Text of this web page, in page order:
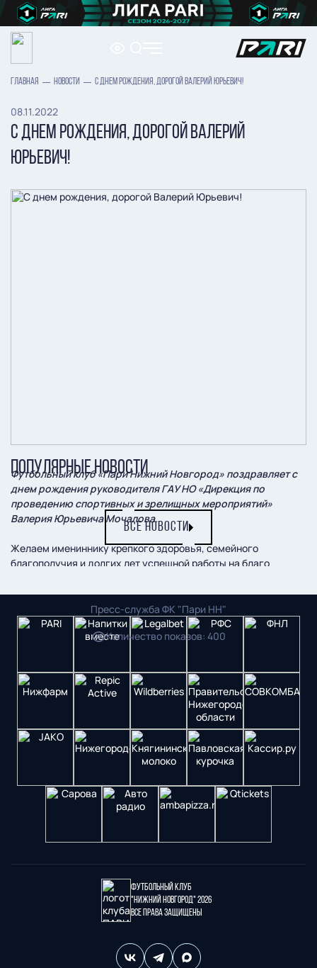
ГЛАВНАЯ НОВОСТИ С ДНЕМ РОЖДЕНИЯ, ДОРОГОЙ ВАЛЕРИЙ ЮРЬЕВИЧ!
08.11.2022
С ДНЕМ РОЖДЕНИЯ, ДОРОГОЙ ВАЛЕРИЙ
ЮРЬЕВИЧ!
Футбольный клуб «Пари Нижний Новгород» поздравляет с
днем рождения руководителя ГАУ НО «Дирекция по
проведению спортивных и зрелищных мероприятий»
Валерия Юрьевича Мочалова.
Желаем имениннику крепкого здоровья, семейного
благополучия и долгих лет успешной работы на благо
Пресс-служба ФК "Пари НН"
Количество показов: 400
ПОПУЛЯРНЫЕ НОВОСТИ
ВСЕ НОВОСТИ
Футбольный клуб
"Нижний Новгород" 2026
Все права защищены